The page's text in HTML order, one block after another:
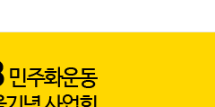
정 메뉴